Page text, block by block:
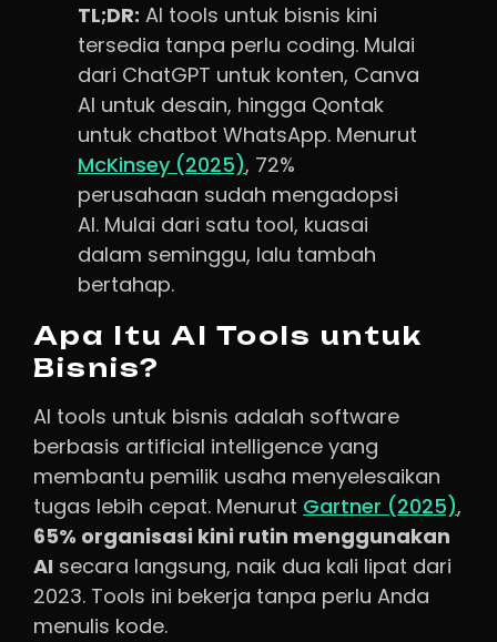
TL;DR: AI tools untuk bisnis kini
tersedia tanpa perlu coding. Mulai
dari ChatGPT untuk konten, Canva
AI untuk desain, hingga Qontak
untuk chatbot WhatsApp. Menurut
McKinsey (2025), 72%
perusahaan sudah mengadopsi
AI. Mulai dari satu tool, kuasai
dalam seminggu, lalu tambah
bertahap.
Apa Itu AI Tools untuk
Bisnis?
AI tools untuk bisnis adalah software
berbasis artificial intelligence yang
membantu pemilik usaha menyelesaikan
tugas lebih cepat. Menurut Gartner (2025),
65% organisasi kini rutin menggunakan
AI secara langsung, naik dua kali lipat dari
2023. Tools ini bekerja tanpa perlu Anda
menulis kode.